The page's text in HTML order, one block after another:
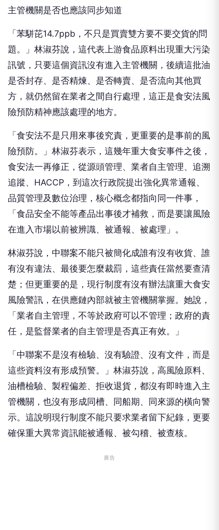
主管機關是否也應該同步知道
「苯駢芘14.7ppb，不只是買賣雙方要不要交貨的問
題。」林淑芬說，這代表上游食品原料出現重大污染
訊號，只要這個資訊沒有進入主管機關，後續這批油
是否封存、是否精煉、是否轉賣、是否流向其他買
方，就仍然留在業者之間自行處理，這正是食安法風
險預防精神應該處理的地方。
「食安法不是只用來事後究責，更重要的是事前的風
險預防。」林淑芬表示，這幾年重大食安事件之後，
食安法一再修正，從源頭管理、業者自主管理、追溯
追蹤、HACCP，到這次行政院提出強化異常通報、
品質管理及數位治理，核心概念都指向同一件事，
「食品安全不能等產品出事後才補救，而是要讓風險
在進入市場以前被辨識、被通報、被處理」。
林淑芬說，中聯案不能只被簡化成誰有沒有收貨、誰
有沒有違法、最後要怎麼裁罰，這些責任當然要查清
楚；但更重要的是，現行制度有沒有辦法讓重大食安
風險警訊，在供應鏈內部就被主管機關掌握。她說，
「業者自主管理，不等於政府可以不管理；政府的責
任，是監督業者的自主管理是否真正有效。」
「中聯案不是沒有檢驗、沒有驗證、沒有文件，而是
這些資料沒有形成預警。」林淑芬說，高風險原料、
油槽檢驗、製程偏差、拒收退貨，都沒有即時進入主
管機關，也沒有形成同槽、同船期、同來源的橫向警
示。這說明現行制度不能只要求業者留下紀錄，更要
確保重大異常資訊能被通報、被勾稽、被查核。
廣告